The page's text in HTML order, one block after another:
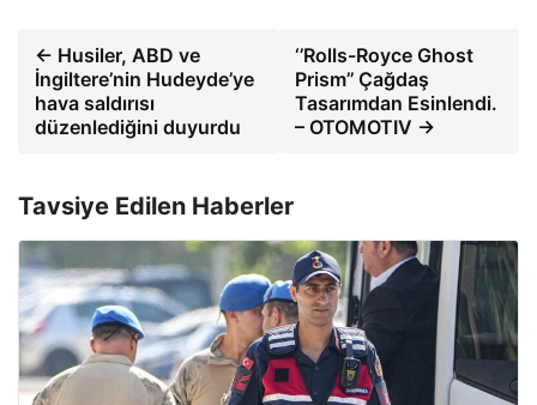
← Husiler, ABD ve
İngiltere’nin Hudeyde’ye
hava saldırısı
düzenlediğini duyurdu
‘’Rolls-Royce Ghost
Prism’’ Çağdaş
Tasarımdan Esinlendi.
– OTOMOTIV →
Tavsiye Edilen Haberler